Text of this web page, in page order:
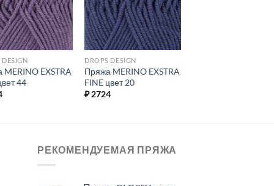
DESIGN
MERINO EXSTRA
44
DROPS DESIGN
Пряжа MERINO EXSTRA
FINE цвет 20
₽2724
РЕКОМЕНДУЕМАЯ ПРЯЖА